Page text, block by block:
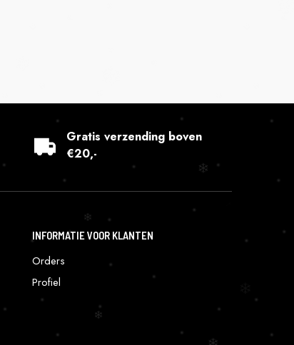
Gratis verzending boven
€20,-
INFORMATIE VOOR KLANTEN
Orders
Profiel